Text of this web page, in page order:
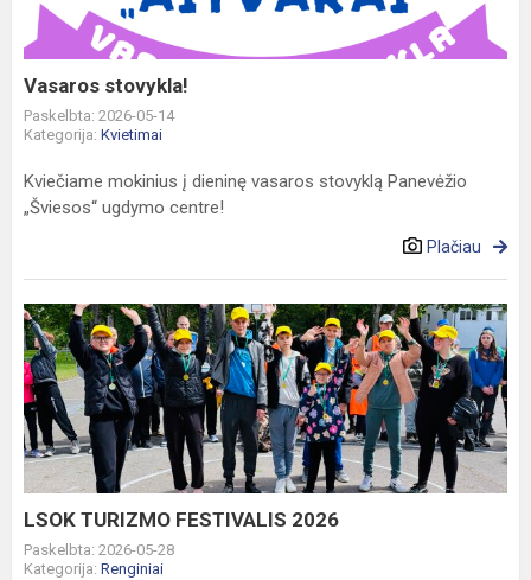
Vasaros stovykla!
Paskelbta: 2026-05-14
Kategorija: Kvietimai
Kviečiame mokinius į dieninę vasaros stovyklą Panevėžio
„Šviesos“ ugdymo centre!
Plačiau
LSOK
TURIZMO
FESTIVALIS
2026
LSOK TURIZMO FESTIVALIS 2026
Paskelbta: 2026-05-28
Kategorija: Renginiai